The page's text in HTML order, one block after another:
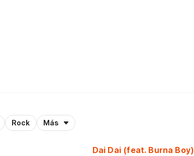
Rock Más
Dai Dai (feat. Burna Boy)